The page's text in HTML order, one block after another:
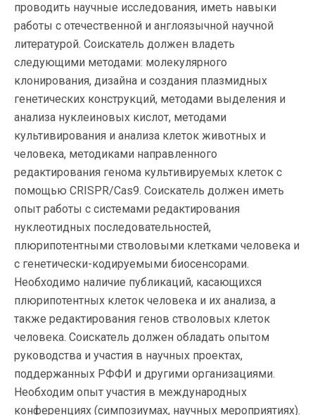
проводить научные исследования, иметь навыки
работы с отечественной и англоязычной научной
литературой. Соискатель должен владеть
следующими методами: молекулярного
клонирования, дизайна и создания плазмидных
генетических конструкций, методами выделения и
анализа нуклеиновых кислот, методами
культивирования и анализа клеток животных и
человека, методиками направленного
редактирования генома культивируемых клеток с
помощью CRISPR/Cas9. Соискатель должен иметь
опыт работы с системами редактирования
нуклеотидных последовательностей,
плюрипотентными стволовыми клетками человека и
с генетически-кодируемыми биосенсорами.
Необходимо наличие публикаций, касающихся
плюрипотентных клеток человека и их анализа, а
также редактирования генов стволовых клеток
человека. Соискатель должен обладать опытом
руководства и участия в научных проектах,
поддержанных РФФИ и другими организациями.
Необходим опыт участия в международных
конференциях (симпозиумах, научных мероприятиях).